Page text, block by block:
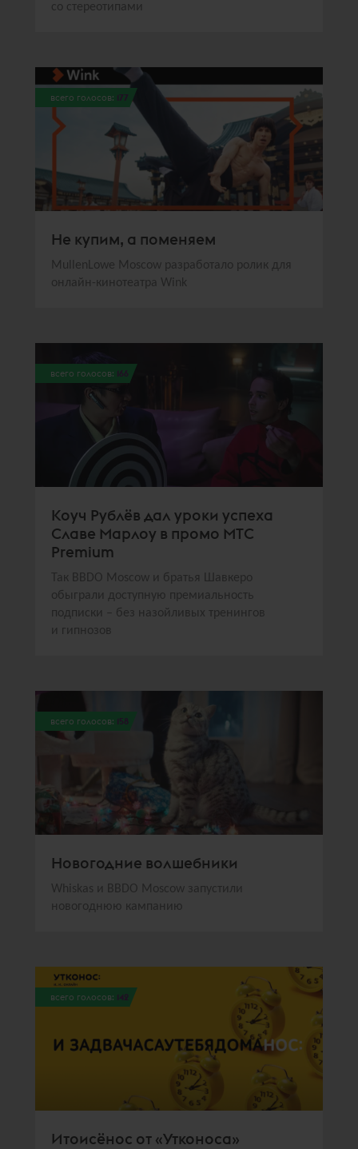
со стереотипами
всего голосов: 177
Не купим, а поменяем
MullenLowe Moscow разработало ролик для
онлайн-кинотеатра Wink
всего голосов: 166
Коуч Рублёв дал уроки успеха
Славе Марлоу в промо МТС
Premium
Так BBDO Moscow и братья Шавкеро
обыграли доступную премиальность
подписки – без назойливых тренингов
и гипнозов
всего голосов: 158
Новогодние волшебники
Whiskas и BBDO Moscow запустили
новогоднюю кампанию
всего голосов: 142
Итоисёнос от «Утконоса»